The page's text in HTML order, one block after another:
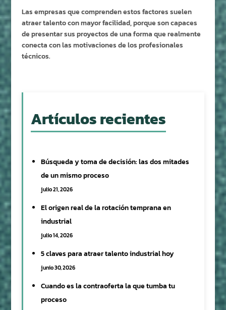
Las empresas que comprenden estos factores suelen
atraer talento con mayor facilidad, porque son capaces
de presentar sus proyectos de una forma que realmente
conecta con las motivaciones de los profesionales
técnicos.
Artículos recientes
Búsqueda y toma de decisión: las dos mitades
de un mismo proceso
julio 21, 2026
El origen real de la rotación temprana en
industrial
julio 14, 2026
5 claves para atraer talento industrial hoy
junio 30, 2026
Cuando es la contraoferta la que tumba tu
proceso